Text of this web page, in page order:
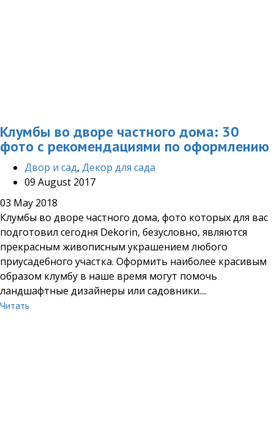
Клумбы во дворе частного дома: 30
фото с рекомендациями по оформлению
Двор и сад, Декор для сада
09 August 2017
03 May 2018
Клумбы во дворе частного дома, фото которых для вас
подготовил сегодня Dekorin, безусловно, являются
прекрасным живописным украшением любого
приусадебного участка. Оформить наиболее красивым
образом клумбу в наше время могут помочь
ландшафтные дизайнеры или садовники....
Читать